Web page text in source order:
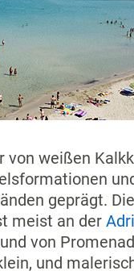
von weißen
geprägt.
meist an der
von
und